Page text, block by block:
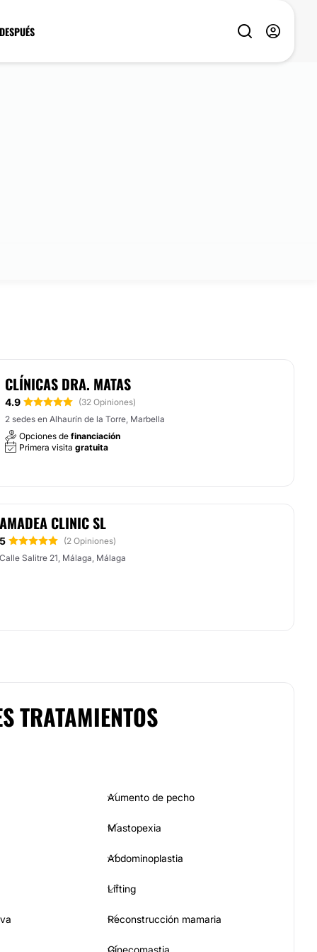
CLÍNICAS DRA. MATAS
4.9
(32 Opiniones)
2 sedes en Alhaurín de la Torre, Marbella
Opciones de financiación
Primera visita gratuita
AMADEA CLINIC SL
5
(2 Opiniones)
Calle Salitre 21, Málaga, Málaga
TRATAMIENTOS
Aumento de pecho
Mastopexia
Abdominoplastia
Lifting
Reconstrucción mamaria
Ginecomastia